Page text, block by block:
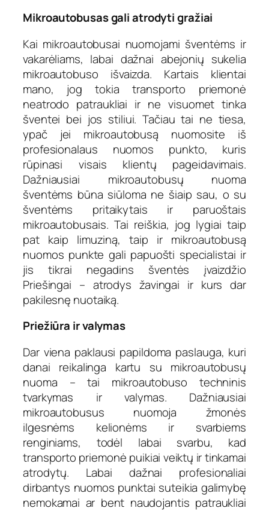
Mikroautobusas gali atrodyti gražiai
Kai mikroautobusai nuomojami šventėms ir
vakarėliams, labai dažnai abejonių sukelia
mikroautobuso išvaizda. Kartais klientai
mano, jog tokia transporto priemonė
neatrodo patraukliai ir ne visuomet tinka
šventei bei jos stiliui. Tačiau tai ne tiesa,
ypač jei mikroautobusą nuomosite iš
profesionalaus nuomos punkto, kuris
rūpinasi visais klientų pageidavimais.
Dažniausiai mikroautobusų nuoma
šventėms būna siūloma ne šiaip sau, o su
šventėms pritaikytais ir paruoštais
mikroautobusais. Tai reiškia, jog lygiai taip
pat kaip limuziną, taip ir mikroautobusą
nuomos punkte gali papuošti specialistai ir
jis tikrai negadins šventės įvaizdžio
Priešingai – atrodys žavingai ir kurs dar
pakilesnę nuotaiką.
Priežiūra ir valymas
Dar viena paklausi papildoma paslauga, kuri
danai reikalinga kartu su mikroautobusų
nuoma – tai mikroautobuso techninis
tvarkymas ir valymas. Dažniausiai
mikroautobusus nuomoja žmonės
ilgesnėms kelionėms ir svarbiems
renginiams, todėl labai svarbu, kad
transporto priemonė puikiai veiktų ir tinkamai
atrodytų. Labai dažnai profesionaliai
dirbantys nuomos punktai suteikia galimybę
nemokamai ar bent naudojantis patraukliai